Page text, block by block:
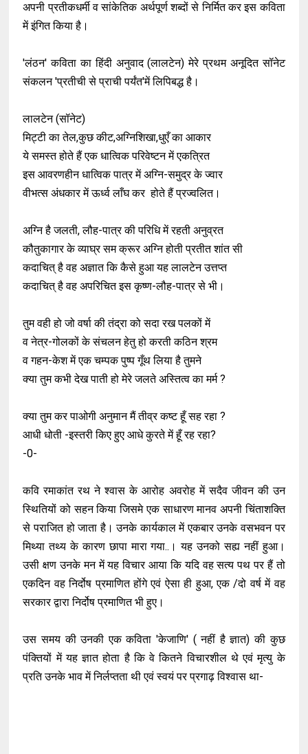
अपनी प्रतीकधर्मी व सांकेतिक अर्थपूर्ण शब्दों से निर्मित कर इस कविता
में इंगित किया है।
'लंठन' कविता का हिंदी अनुवाद (लालटेन) मेरे प्रथम अनूदित सॉनेट
संकलन 'प्रतीची से प्राची पर्यंत'में लिपिबद्ध है।
लालटेन (सॉनेट)
मिट्टी का तेल,कुछ कीट,अग्निशिखा,धुएँ का आकार
ये समस्त होते हैं एक धात्विक परिवेष्टन में एकत्रित
इस आवरणहीन धात्विक पात्र में अग्नि-समुद्र के ज्वार
वीभत्स अंधकार में ऊर्ध्व लाँघ कर होते हैं प्रज्वलित।
अग्नि है जलती, लौह-पात्र की परिधि में रहती अनुव्रत
कौतुकागार के व्याघ्र सम क्रूर अग्नि होती प्रतीत शांत सी
कदाचित् है वह अज्ञात कि कैसे हुआ यह लालटेन उत्तप्त
कदाचित् है वह अपरिचित इस कृष्ण-लौह-पात्र से भी।
तुम वही हो जो वर्षा की तंद्रा को सदा रख पलकों में
व नेत्र-गोलकों के संचलन हेतु हो करती कठिन श्रम
व गहन-केश में एक चम्पक पुष्प गूँथ लिया है तुमने
क्या तुम कभी देख पाती हो मेरे जलते अस्तित्व का मर्म ?
क्या तुम कर पाओगी अनुमान मैं तीव्र कष्ट हूँ सह रहा ?
आधी धोती -इस्तरी किए हुए आधे कुरते में हूँ रह रहा?
-0-
कवि रमाकांत रथ ने श्वास के आरोह अवरोह में सदैव जीवन की उन
स्थितियों को सहन किया जिसमे एक साधारण मानव अपनी चिंताशक्ति
से पराजित हो जाता है। उनके कार्यकाल में एकबार उनके वसभवन पर
मिथ्या तथ्य के कारण छापा मारा गया..। यह उनको सह्य नहीं हुआ।
उसी क्षण उनके मन में यह विचार आया कि यदि वह सत्य पथ पर हैं तो
एकदिन वह निर्दोष प्रमाणित होंगे एवं ऐसा ही हुआ, एक /दो वर्ष में वह
सरकार द्वारा निर्दोष प्रमाणित भी हुए।
उस समय की उनकी एक कविता 'केजाणि' ( नहीं है ज्ञात) की कुछ
पंक्तियों में यह ज्ञात होता है कि वे कितने विचारशील थे एवं मृत्यु के
प्रति उनके भाव में निर्लप्तता थी एवं स्वयं पर प्रगाढ़ विश्वास था-